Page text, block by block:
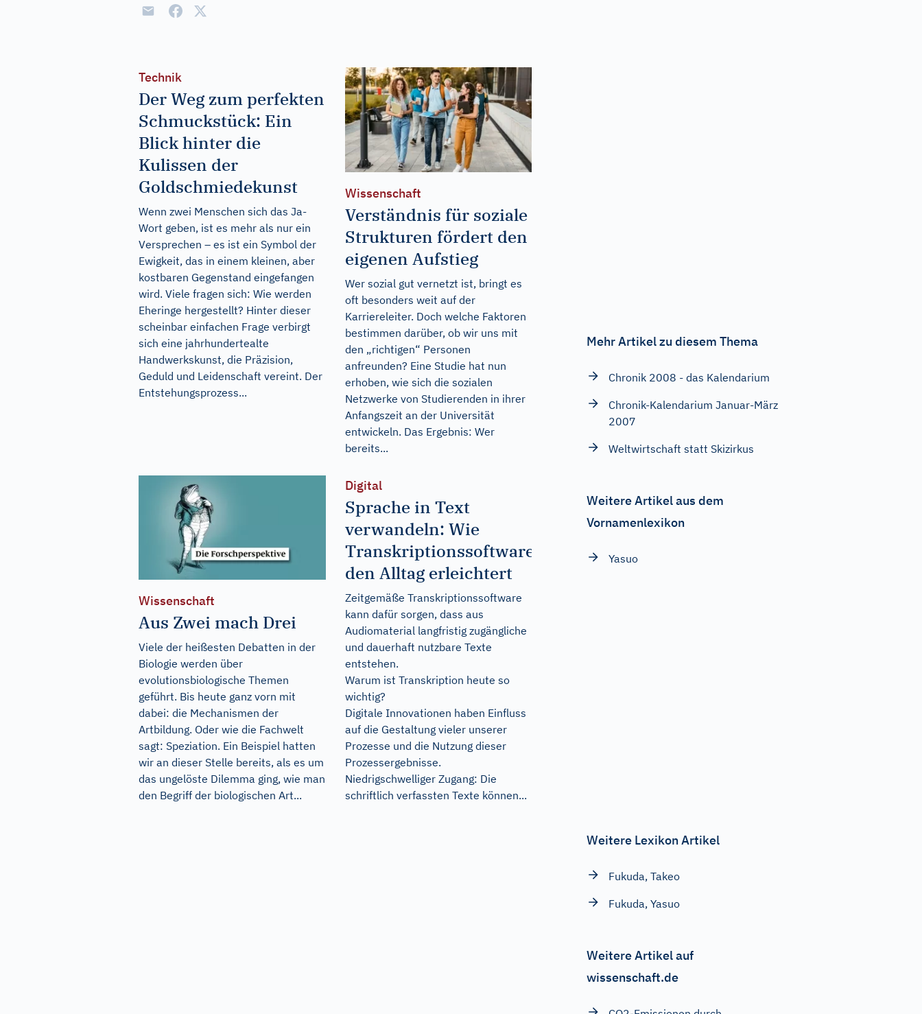
Technik
Der Weg zum perfekten
Schmuckstück: Ein
Blick hinter die
Kulissen der
Goldschmiedekunst
Wenn zwei Menschen sich das Ja-
Wort geben, ist es mehr als nur ein
Versprechen – es ist ein Symbol der
Ewigkeit, das in einem kleinen, aber
kostbaren Gegenstand eingefangen
wird. Viele fragen sich: Wie werden
Eheringe hergestellt? Hinter dieser
scheinbar einfachen Frage verbirgt
sich eine jahrhundertealte
Handwerkskunst, die Präzision,
Geduld und Leidenschaft vereint. Der
Entstehungsprozess...
Wissenschaft
Verständnis für soziale
Strukturen fördert den
eigenen Aufstieg
Wer sozial gut vernetzt ist, bringt es
oft besonders weit auf der
Karriereleiter. Doch welche Faktoren
bestimmen darüber, ob wir uns mit
den „richtigen“ Personen
anfreunden? Eine Studie hat nun
erhoben, wie sich die sozialen
Netzwerke von Studierenden in ihrer
Anfangszeit an der Universität
entwickeln. Das Ergebnis: Wer
bereits...
Wissenschaft
Aus Zwei mach Drei
Viele der heißesten Debatten in der
Biologie werden über
evolutionsbiologische Themen
geführt. Bis heute ganz vorn mit
dabei: die Mechanismen der
Artbildung. Oder wie die Fachwelt
sagt: Speziation. Ein Beispiel hatten
wir an dieser Stelle bereits, als es um
das ungelöste Dilemma ging, wie man
den Begriff der biologischen Art...
Digital
Sprache in Text
verwandeln: Wie
Transkriptionssoftware
den Alltag erleichtert
Zeitgemäße Transkriptionssoftware
kann dafür sorgen, dass aus
Audiomaterial langfristig zugängliche
und dauerhaft nutzbare Texte
entstehen.
Warum ist Transkription heute so
wichtig?
Digitale Innovationen haben Einfluss
auf die Gestaltung vieler unserer
Prozesse und die Nutzung dieser
Prozessergebnisse.
Niedrigschwelliger Zugang: Die
schriftlich verfassten Texte können...
Mehr Artikel zu diesem Thema
Chronik 2008 - das Kalendarium
Chronik-Kalendarium Januar-März
2007
Weltwirtschaft statt Skizirkus
Weitere Artikel aus dem
Vornamenlexikon
Yasuo
Weitere Lexikon Artikel
Fukuda, Takeo
Fukuda, Yasuo
Weitere Artikel auf
wissenschaft.de